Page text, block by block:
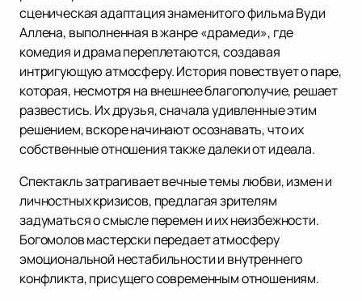
сценическая адаптация знаменитого фильма Вуди
Аллена, выполненная в жанре «драмеди», где
комедия и драма переплетаются, создавая
интригующую атмосферу. История повествует о паре,
которая, несмотря на внешнее благополучие, решает
развестись. Их друзья, сначала удивленные этим
решением, вскоре начинают осознавать, что их
собственные отношения также далеки от идеала.
Спектакль затрагивает вечные темы любви, измен и
личностных кризисов, предлагая зрителям
задуматься о смысле перемен и их неизбежности.
Богомолов мастерски передает атмосферу
эмоциональной нестабильности и внутреннего
конфликта, присущего современным отношениям.